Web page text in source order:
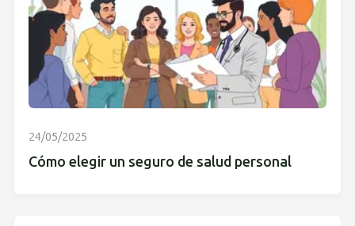
24/05/2025
Cómo elegir un seguro de salud personal